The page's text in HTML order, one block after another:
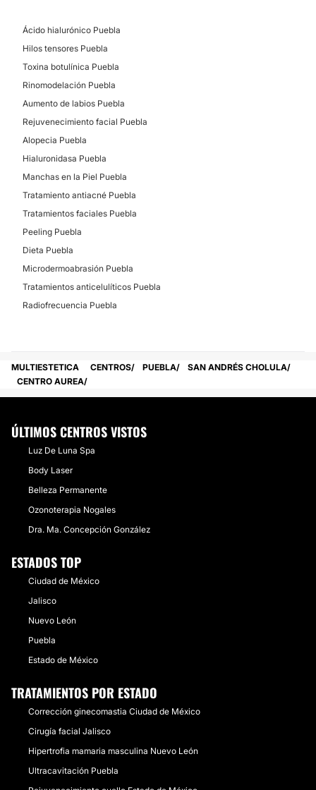
No
Ácido hialurónico Puebla
Hilos tensores Puebla
Toxina botulínica Puebla
Rinomodelación Puebla
Aumento de labios Puebla
Rejuvenecimiento facial Puebla
Alopecia Puebla
Hialuronidasa Puebla
Manchas en la Piel Puebla
Tratamiento antiacné Puebla
Tratamientos faciales Puebla
Peeling Puebla
Dieta Puebla
Microdermoabrasión Puebla
Tratamientos anticelulíticos Puebla
Radiofrecuencia Puebla
MULTIESTETICA CENTROS PUEBLA
SAN ANDRÉS CHOLULA
CENTRO AUREA
ÚLTIMOS CENTROS VISTOS
Luz De Luna Spa
Body Laser
Belleza Permanente
Ozonoterapia Nogales
Dra. Ma. Concepción González
ESTADOS TOP
Ciudad de México
Jalisco
Nuevo León
Puebla
Estado de México
TRATAMIENTOS POR ESTADO
Corrección ginecomastia Ciudad de México
Cirugía facial Jalisco
Hipertrofia mamaria masculina Nuevo León
Ultracavitación Puebla